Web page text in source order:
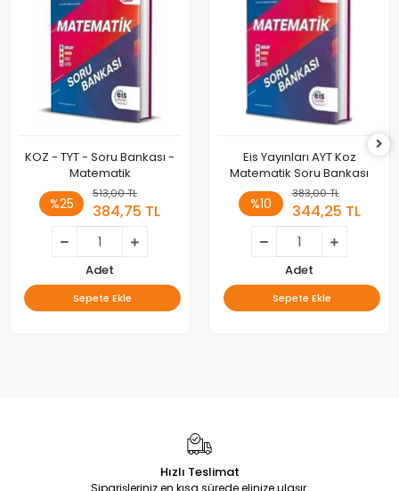
KOZ - TYT - Soru Bankası -
Matematik
%25
513,00 TL
384,75 TL
Adet
Sepete Ekle
Eis Yayınları AYT Koz
Matematik Soru Bankası
%10
383,00 TL
344,25 TL
Adet
Sepete Ekle
Hızlı Teslimat